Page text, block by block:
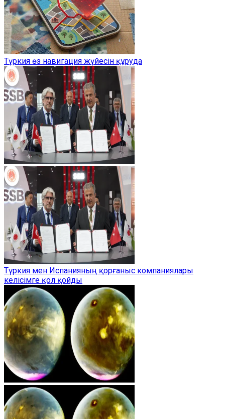
Түркия өз навигация жүйесін құруда
Түркия мен Испанияның қорғаныс компаниялары
келісімге қол қойды